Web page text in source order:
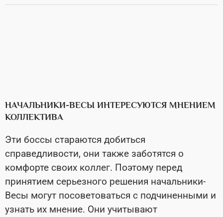
НАЧАЛЬНИКИ-ВЕСЫ ИНТЕРЕСУЮТСЯ МНЕНИЕМ
КОЛЛЕКТИВА
Эти боссы стараются добиться
справедливости, они также заботятся о
комфорте своих коллег. Поэтому перед
принятием серьезного решения начальники-
Весы могут посоветоваться с подчиненными и
узнать их мнение. Они учитывают